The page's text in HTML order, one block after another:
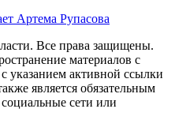
Артема Рупасова
Все права защищены.
материалов с
указанием активной ссылки
является обязательным
сети или